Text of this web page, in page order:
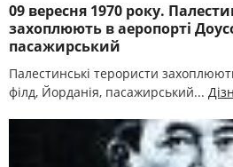
09 вересня 1970 року.
захоплюють в аеропорті
пасажирський
Палестинські терористи
філд, Йорданія, пасажирський...